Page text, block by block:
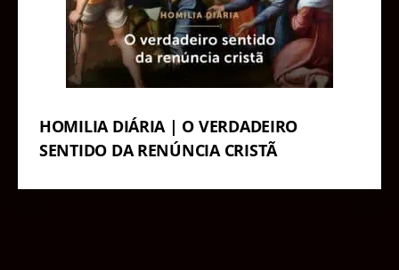
HOMILIA DIÁRIA | O VERDADEIRO
SENTIDO DA RENÚNCIA CRISTÃ